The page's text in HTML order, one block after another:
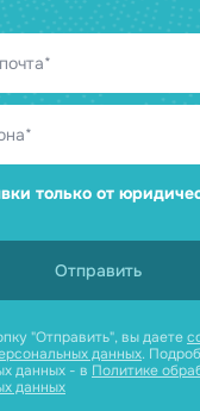
только от
"Отправить", вы даете
данных.
данных - в Политике
данных